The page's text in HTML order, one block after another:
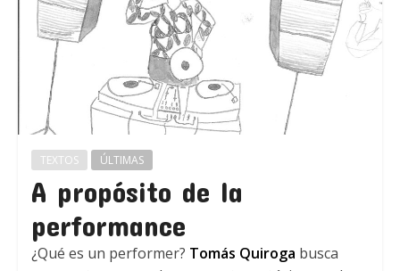
TEXTOS ÚLTIMAS
A propósito de la
performance
¿Qué es un performer? Tomás Quiroga busca